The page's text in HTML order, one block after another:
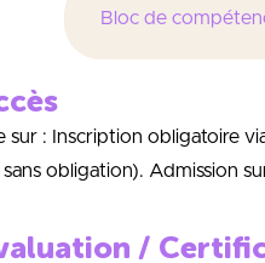
Bloc de
: Inscription obligatoire
obligation). Admission
/